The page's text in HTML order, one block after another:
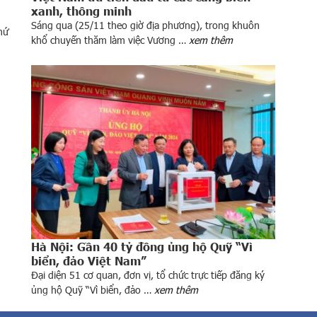
xanh, thông minh
Sáng qua (25/11 theo giờ địa phương), trong khuôn
khổ chuyến thăm làm việc Vương … xem thêm
Hà Nội: Gần 40 tỷ đồng ủng hộ Quỹ “Vì
biển, đảo Việt Nam”
Đại diện 51 cơ quan, đơn vị, tổ chức trực tiếp đăng ký
ủng hộ Quỹ “Vì biển, đảo … xem thêm